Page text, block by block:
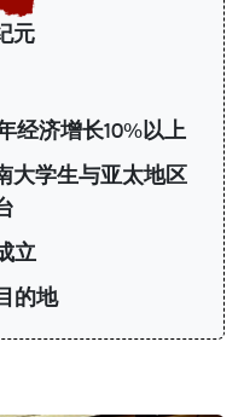
元
经济增长10%以上
大学生与亚太地区
立
的地